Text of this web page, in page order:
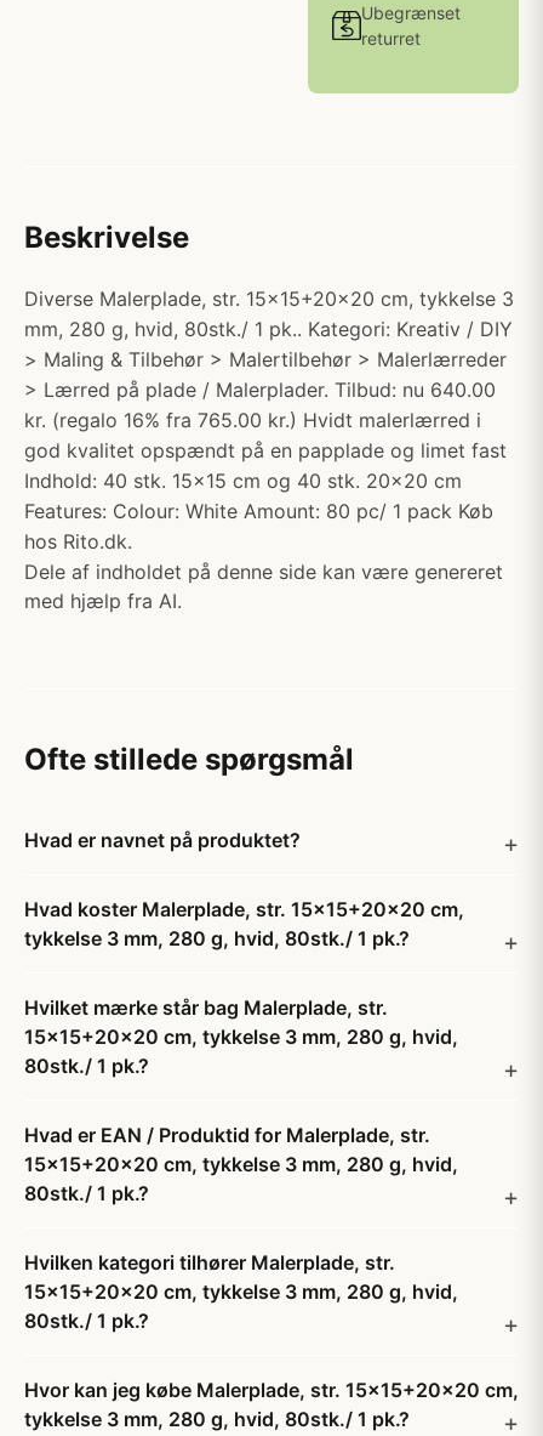
Ubegrænset
returret
Beskrivelse
Diverse Malerplade, str. 15x15+20x20 cm, tykkelse 3
mm, 280 g, hvid, 80stk./ 1 pk.. Kategori: Kreativ / DIY
> Maling & Tilbehør > Malertilbehør > Malerlærreder
> Lærred på plade / Malerplader. Tilbud: nu 640.00
kr. (regalo 16% fra 765.00 kr.) Hvidt malerlærred i
god kvalitet opspændt på en papplade og limet fast
Indhold: 40 stk. 15x15 cm og 40 stk. 20x20 cm
Features: Colour: White Amount: 80 pc/ 1 pack Køb
hos Rito.dk.
Dele af indholdet på denne side kan være genereret
med hjælp fra AI.
Ofte stillede spørgsmål
Hvad er navnet på produktet?
Hvad koster Malerplade, str. 15x15+20x20 cm,
tykkelse 3 mm, 280 g, hvid, 80stk./ 1 pk.?
Hvilket mærke står bag Malerplade, str.
15x15+20x20 cm, tykkelse 3 mm, 280 g, hvid,
80stk./ 1 pk.?
Hvad er EAN / Produktid for Malerplade, str.
15x15+20x20 cm, tykkelse 3 mm, 280 g, hvid,
80stk./ 1 pk.?
Hvilken kategori tilhører Malerplade, str.
15x15+20x20 cm, tykkelse 3 mm, 280 g, hvid,
80stk./ 1 pk.?
Hvor kan jeg købe Malerplade, str. 15x15+20x20 cm,
tykkelse 3 mm, 280 g, hvid, 80stk./ 1 pk.?